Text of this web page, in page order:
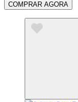
COMPRAR AGORA